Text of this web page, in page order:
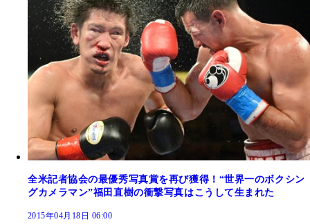
全米記者協会の最優秀写真賞を再び獲得！“世界一のボクシン
グカメラマン”福田直樹の衝撃写真はこうして生まれた
2015年04月18日 06:00